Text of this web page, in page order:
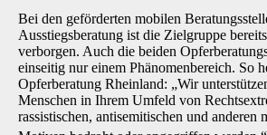
Bei den geförderten mobilen
Ausstiegsberatung ist die Zielgruppe
verborgen. Auch die beiden
einseitig nur einem Phänomenbereich. So
Opferberatung Rheinland: „Wir
Menschen in Ihrem Umfeld von
rassistischen, antisemitischen und anderen